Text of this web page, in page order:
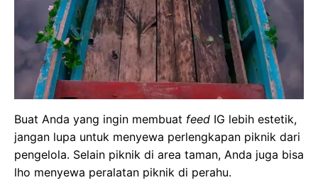
Buat Anda yang ingin membuat feed IG lebih estetik,
jangan lupa untuk menyewa perlengkapan piknik dari
pengelola. Selain piknik di area taman, Anda juga bisa
lho menyewa peralatan piknik di perahu.